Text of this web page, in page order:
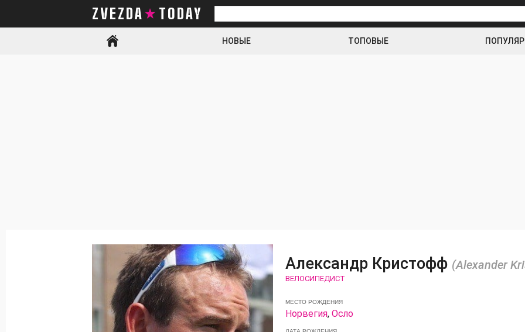
ZVEZDA TODAY
Искать
НОВЫЕ ТОПОВЫЕ
Александр Кристофф (Alexander
ВЕЛОСИПЕДИСТ
МЕСТО РОЖДЕНИЯ
Норвегия, Осло